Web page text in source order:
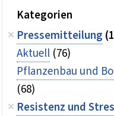
Kategorien
Pressemitteilung
Aktuell (76)
Pflanzenbau und
(68)
Resistenz und